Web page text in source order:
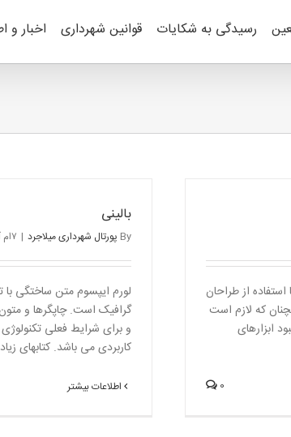
رسیدگی به شکایات قوانین شهرداری اخبار و
از طراحان
که لازم است
ابزارهای
0
بالینی
By پورتال شهرداری میلاجرد | ۷ام آذر, ۱۳۹۱
لورم ایپسوم متن ساختگی با
گرافیک است. چاپگرها و
و برای شرایط فعلی تکنولوژی
کاربردی می باشد. کتابهای
اطلاعات بیشتر